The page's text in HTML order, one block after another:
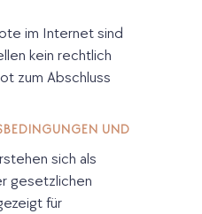
im Internet sind
kein rechtlich
zum Abschluss
UND
sich als
gesetzlichen
für